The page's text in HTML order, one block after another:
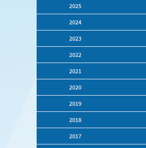
2025
2024
2023
2022
2021
2020
2019
2018
2017